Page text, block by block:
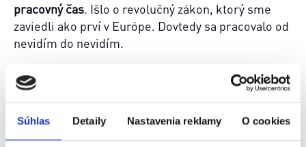
Súhlas Detaily Nastavenia reklamy O cookies
pracovný čas. Išlo o revolučný zákon, ktorý sme
zaviedli ako prví v Európe. Dovtedy sa pracovalo od
nevidím do nevidím.
Poďme ešte ďalej do histórie. Pred 170 rokmisa
dostalo uznania mužovi menom
Allen Wilsonz
zdokonalený šijací stroj. Vyriešil totiž posun látky